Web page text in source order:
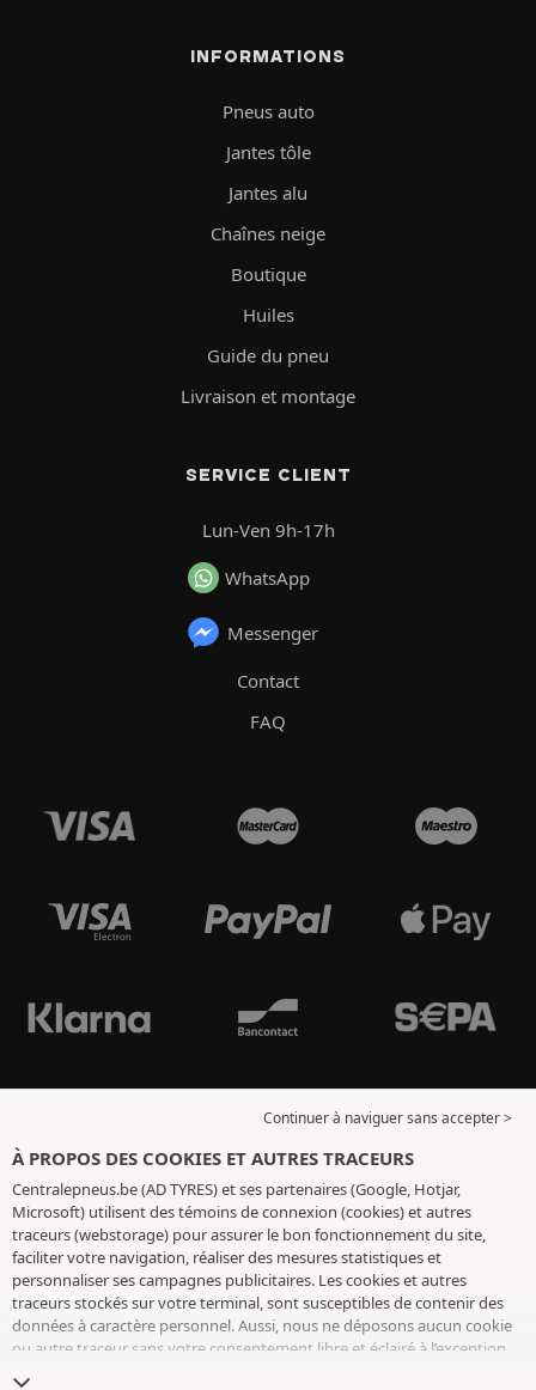
INFORMATIONS
Pneus auto
Jantes tôle
Jantes alu
Chaînes neige
Boutique
Huiles
Guide du pneu
Livraison et montage
SERVICE CLIENT
Lun-Ven 9h-17h
WhatsApp
Messenger
Contact
FAQ
Continuer à naviguer sans accepter >
À PROPOS DES COOKIES ET AUTRES TRACEURS
Centralepneus.be (AD TYRES) et ses partenaires (Google, Hotjar,
Microsoft) utilisent des témoins de connexion (cookies) et autres
traceurs (webstorage) pour assurer le bon fonctionnement du site,
faciliter votre navigation, réaliser des mesures statistiques et
personnaliser ses campagnes publicitaires. Les cookies et autres
traceurs stockés sur votre terminal, sont susceptibles de contenir des
données à caractère personnel. Aussi, nous ne déposons aucun cookie
ou autre traceur sans votre consentement libre et éclairé à l’exception